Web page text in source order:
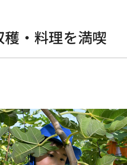
・料理を満喫